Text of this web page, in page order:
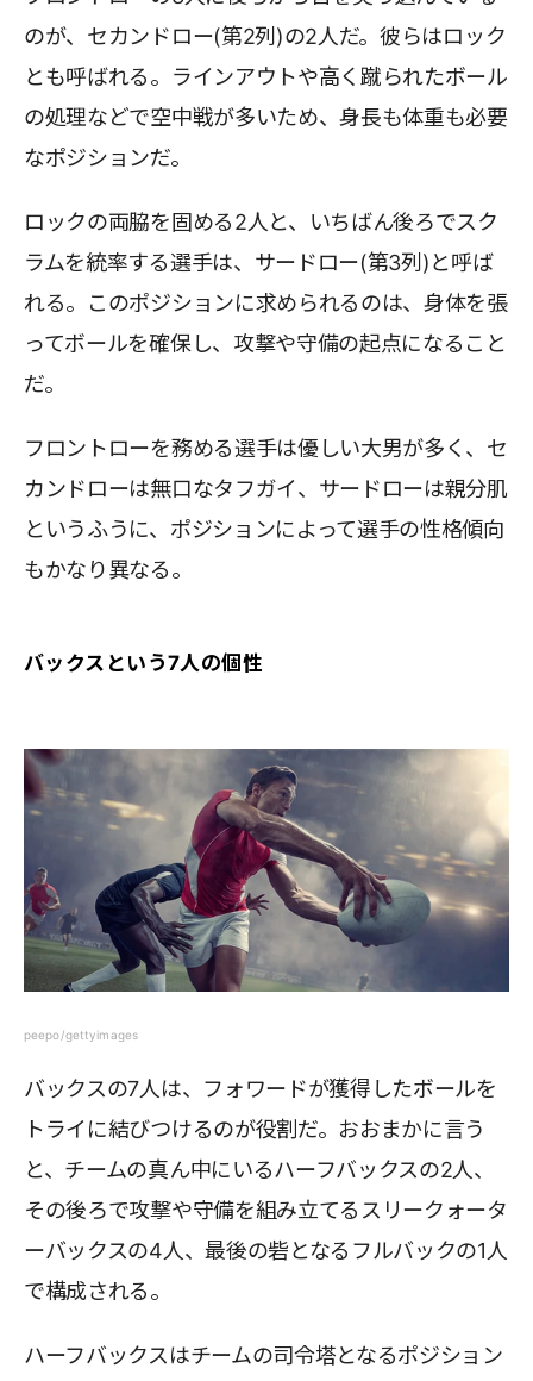
のが、セカンドロー(第2列)の2人だ。彼らはロック
とも呼ばれる。ラインアウトや高く蹴られたボール
の処理などで空中戦が多いため、身長も体重も必要
なポジションだ。
ロックの両脇を固める2人と、いちばん後ろでスク
ラムを統率する選手は、サードロー(第3列)と呼ば
れる。このポジションに求められるのは、身体を張
ってボールを確保し、攻撃や守備の起点になること
だ。
フロントローを務める選手は優しい大男が多く、セ
カンドローは無口なタフガイ、サードローは親分肌
というふうに、ポジションによって選手の性格傾向
もかなり異なる。
バックスという7人の個性
peepo/gettyimages
バックスの7人は、フォワードが獲得したボールを
トライに結びつけるのが役割だ。おおまかに言う
と、チームの真ん中にいるハーフバックスの2人、
その後ろで攻撃や守備を組み立てるスリークォータ
ーバックスの4人、最後の砦となるフルバックの1人
で構成される。
ハーフバックスはチームの司令塔となるポジション